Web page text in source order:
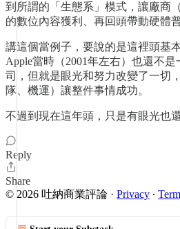
到所謂的「生態系」模式，讓廠商
的數位內容獲利、再回頭帶動硬體普
講這個當例子，要說的是這裡頭基
Apple當時（2001年左右）也還不
司，但就是眼光和努力改變了一切
隊、機運）讓整件事情成功。
不過到現在這年頭，只是有眼光也
Reply
Share
© 2026 吐納商業評論 · Privacy ∙